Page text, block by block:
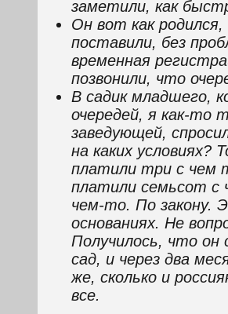
заметили, как
Он вот как
поставили, без
временная
позвонили, что
В садик младшего,
очередей, я как-то
заведующей,
на каких условиях?
платили три с чем
платили семьсот с
чем-то. По закону.
основаниях. Не
Получилось, что он
сад, и через два
же, сколько и
все.